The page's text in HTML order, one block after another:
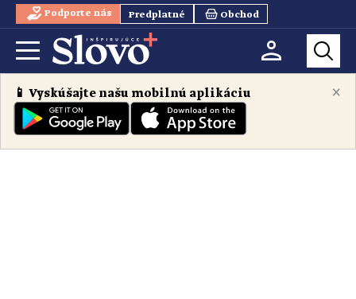
Podporte nás Predplatné Obchod
×
📱 Vyskúšajte našu mobilnú aplikáciu